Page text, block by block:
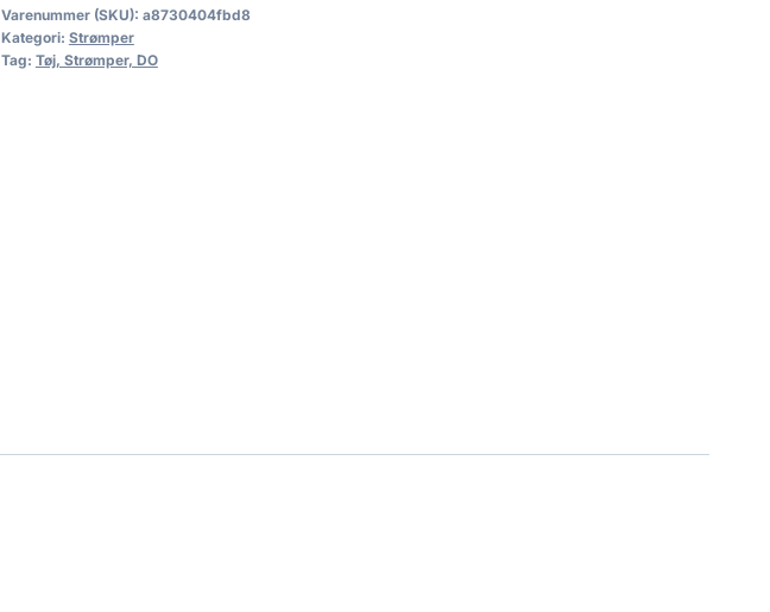
Varenummer (SKU): a8730404fbd8
Kategori: Strømper
Tag: Tøj, Strømper, DO